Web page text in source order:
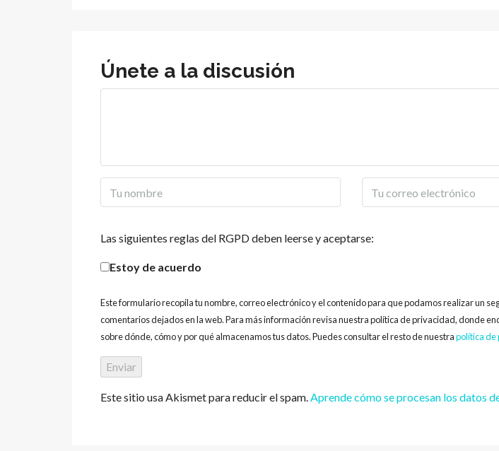
Únete a la discusión
Las siguientes reglas del RGPD deben leerse y aceptarse:
Estoy de acuerdo
Este formulario recopila tu nombre, correo electrónico y el contenido para que podamos realizar un
comentarios dejados en la web. Para más información revisa nuestra política de privacidad, donde
sobre dónde, cómo y por qué almacenamos tus datos. Puedes consultar el resto de nuestrapolítica
Este sitio usa Akismet para reducir el spam.Aprende cómo se procesan los datos